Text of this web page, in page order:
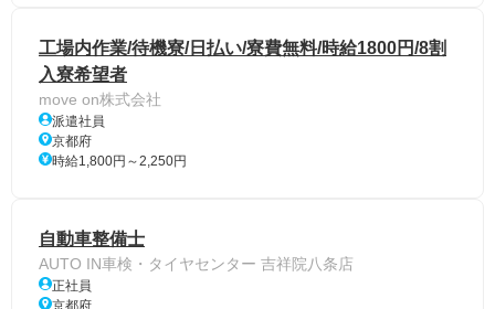
工場内作業/待機寮/日払い/寮費無料/時給1800円/8割
入寮希望者
move on株式会社
派遣社員
京都府
時給1,800円～2,250円
自動車整備士
AUTO IN車検・タイヤセンター 吉祥院八条店
正社員
京都府